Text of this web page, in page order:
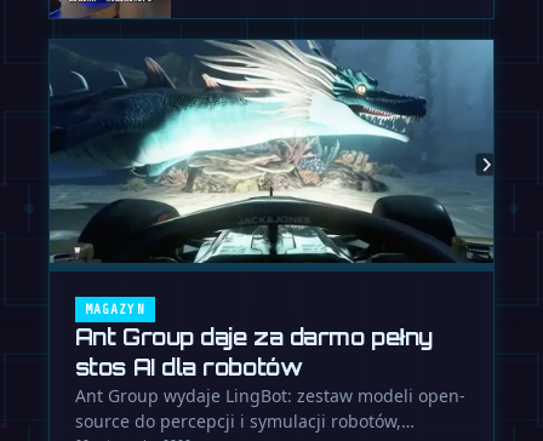
MAGAZYN
Ant Group daje za darmo pełny
stos AI dla robotów
Ant Group wydaje LingBot: zestaw modeli open-
source do percepcji i symulacji robotów,